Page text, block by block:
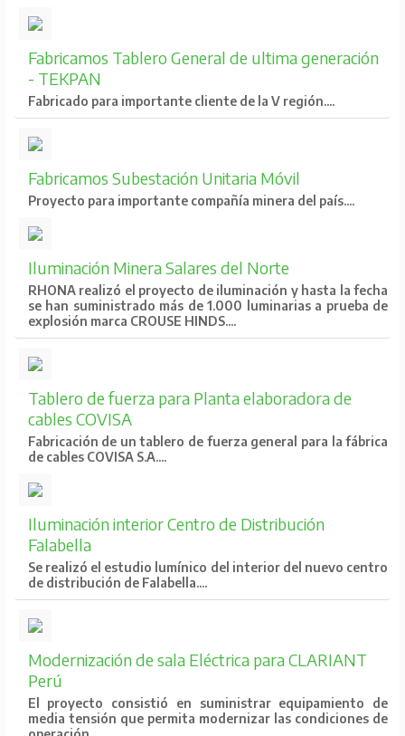
Fabricamos Tablero General de ultima generación
- TEKPAN
Fabricado para importante cliente de la V región....
Fabricamos Subestación Unitaria Móvil
Proyecto para importante compañía minera del país....
Iluminación Minera Salares del Norte
RHONA realizó el proyecto de iluminación y hasta la fecha
se han suministrado más de 1.000 luminarias a prueba de
explosión marca CROUSE HINDS....
Tablero de fuerza para Planta elaboradora de
cables COVISA
Fabricación de un tablero de fuerza general para la fábrica
de cables COVISA S.A....
Iluminación interior Centro de Distribución
Falabella
Se realizó el estudio lumínico del interior del nuevo centro
de distribución de Falabella....
Modernización de sala Eléctrica para CLARIANT
Perú
El proyecto consistió en suministrar equipamiento de
media tensión que permita modernizar las condiciones de